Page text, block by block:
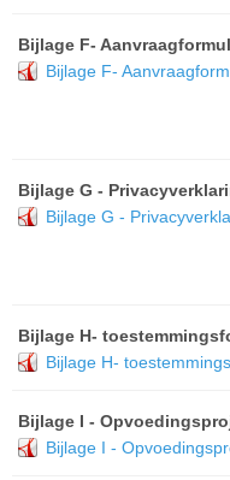
Bijlage F-
Bijlage F-
Bijlage G -
Bijlage G -
Bijlage H-
Bijlage H-
Bijlage I -
Bijlage I -